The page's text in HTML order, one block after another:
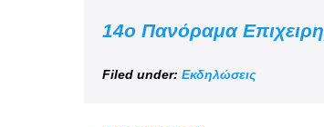
14ο Πανόραμα
Filed under: Εκδηλώσεις